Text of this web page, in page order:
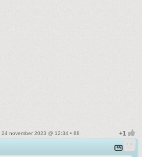
24 november 2023 @ 12:34 • 88